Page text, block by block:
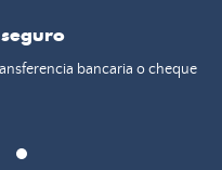
bancaria o cheque